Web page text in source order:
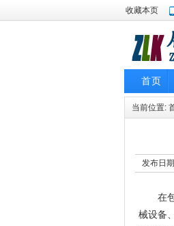
收藏本页
首页
当前位置:
发布日
在
械设备